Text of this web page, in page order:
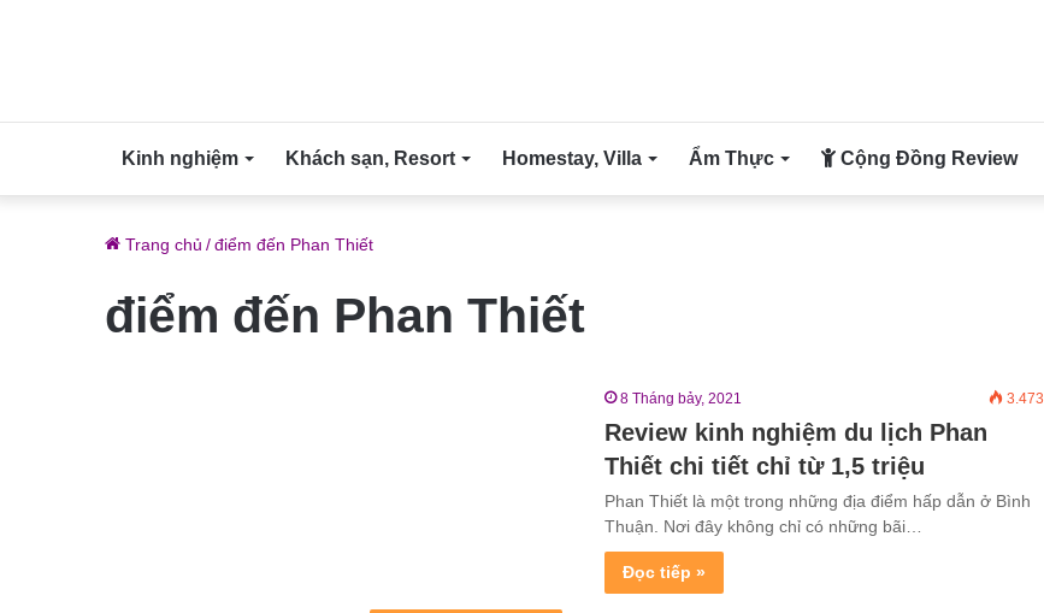
Kinh nghiệm Khách sạn, Resort Homestay, Villa Ẩm Thực Cộng Đồng Review
Trang chủ /điểm đến Phan Thiết
điểm đến Phan Thiết
8 Tháng bảy, 2021 3.473
Review kinh nghiệm du lịch Phan
Thiết chi tiết chỉ từ 1,5 triệu
Phan Thiết là một trong những địa điểm hấp dẫn ở Bình
Thuận. Nơi đây không chỉ có những bãi…
Đọc tiếp »